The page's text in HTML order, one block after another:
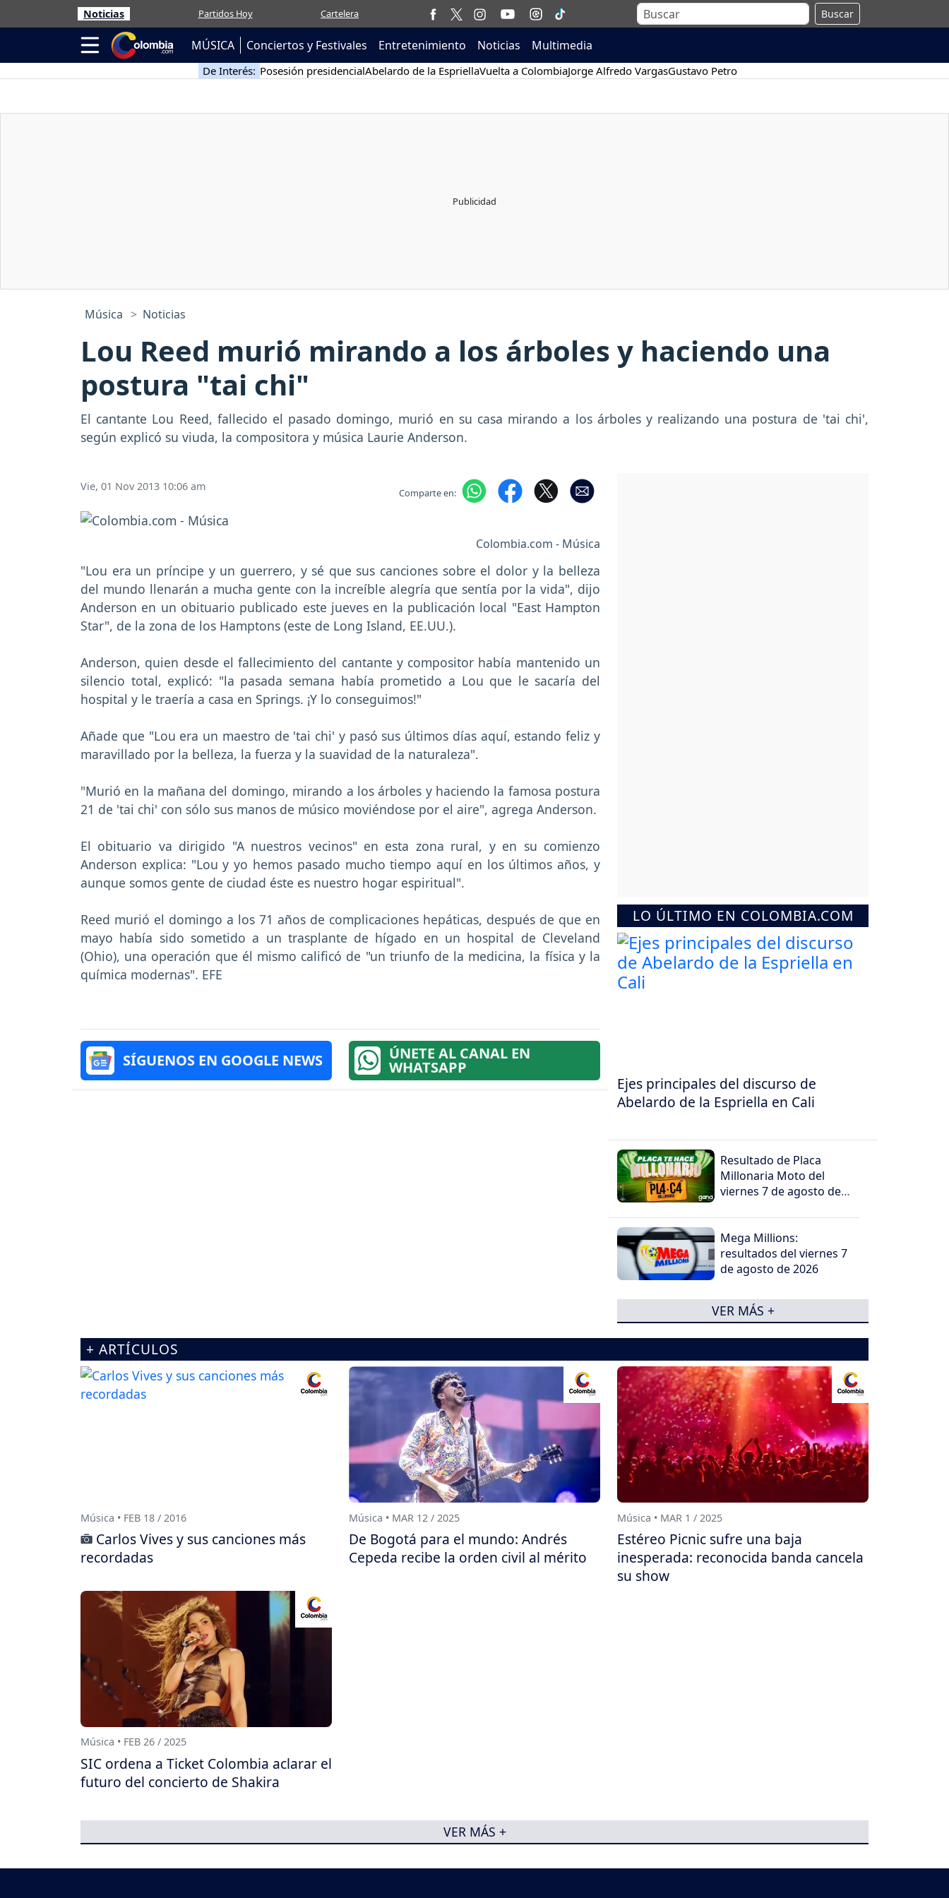
Noticias Partidos Hoy Cartelera Buscar
MÚSICA Conciertos y Festivales Entretenimiento Noticias Multimedia
De Interés: Posesión presidencialAbelardo de la EspriellaVuelta a ColombiaJorge Alfredo VargasGustavo Petro
Música Noticias
Lou Reed murió mirando a los árboles y haciendo una
postura "tai chi"
El cantante Lou Reed, fallecido el pasado domingo, murió en su casa mirando a los árboles y realizando una postura de 'tai chi',
según explicó su viuda, la compositora y música Laurie Anderson.
Vie, 01 Nov 2013 10:06 am Comparte en:
Colombia.com - Música
"Lou era un príncipe y un guerrero, y sé que sus canciones sobre el dolor y la belleza
del mundo llenarán a mucha gente con la increíble alegría que sentía por la vida", dijo
Anderson en un obituario publicado este jueves en la publicación local "East Hampton
Star", de la zona de los Hamptons (este de Long Island, EE.UU.).
Anderson, quien desde el fallecimiento del cantante y compositor había mantenido un
silencio total, explicó: "la pasada semana había prometido a Lou que le sacaría del
hospital y le traería a casa en Springs. ¡Y lo conseguimos!"
Añade que "Lou era un maestro de 'tai chi' y pasó sus últimos días aquí, estando feliz y
maravillado por la belleza, la fuerza y la suavidad de la naturaleza".
"Murió en la mañana del domingo, mirando a los árboles y haciendo la famosa postura
21 de 'tai chi' con sólo sus manos de músico moviéndose por el aire", agrega Anderson.
El obituario va dirigido "A nuestros vecinos" en esta zona rural, y en su comienzo
Anderson explica: "Lou y yo hemos pasado mucho tiempo aquí en los últimos años, y
aunque somos gente de ciudad éste es nuestro hogar espiritual".
Reed murió el domingo a los 71 años de complicaciones hepáticas, después de que en
mayo había sido sometido a un trasplante de hígado en un hospital de Cleveland
(Ohio), una operación que él mismo calificó de "un triunfo de la medicina, la física y la
química modernas". EFE
SÍGUENOS EN GOOGLE NEWS ÚNETE AL CANAL EN
WHATSAPP
LO ÚLTIMO EN COLOMBIA.COM
Ejes principales del discurso de
Abelardo de la Espriella en Cali
Resultado de Placa
Millonaria Moto del
viernes 7 de agosto de
Mega Millions:
resultados del viernes 7
de agosto de 2026
VER MÁS +
+ ARTÍCULOS
Música • FEB 18 / 2016
Carlos Vives y sus canciones más
recordadas
Música • MAR 12 / 2025
De Bogotá para el mundo: Andrés
Cepeda recibe la orden civil al mérito
Música • MAR 1 / 2025
Estéreo Picnic sufre una baja
inesperada: reconocida banda cancela
su show
Música • FEB 26 / 2025
SIC ordena a Ticket Colombia aclarar el
futuro del concierto de Shakira
VER MÁS +